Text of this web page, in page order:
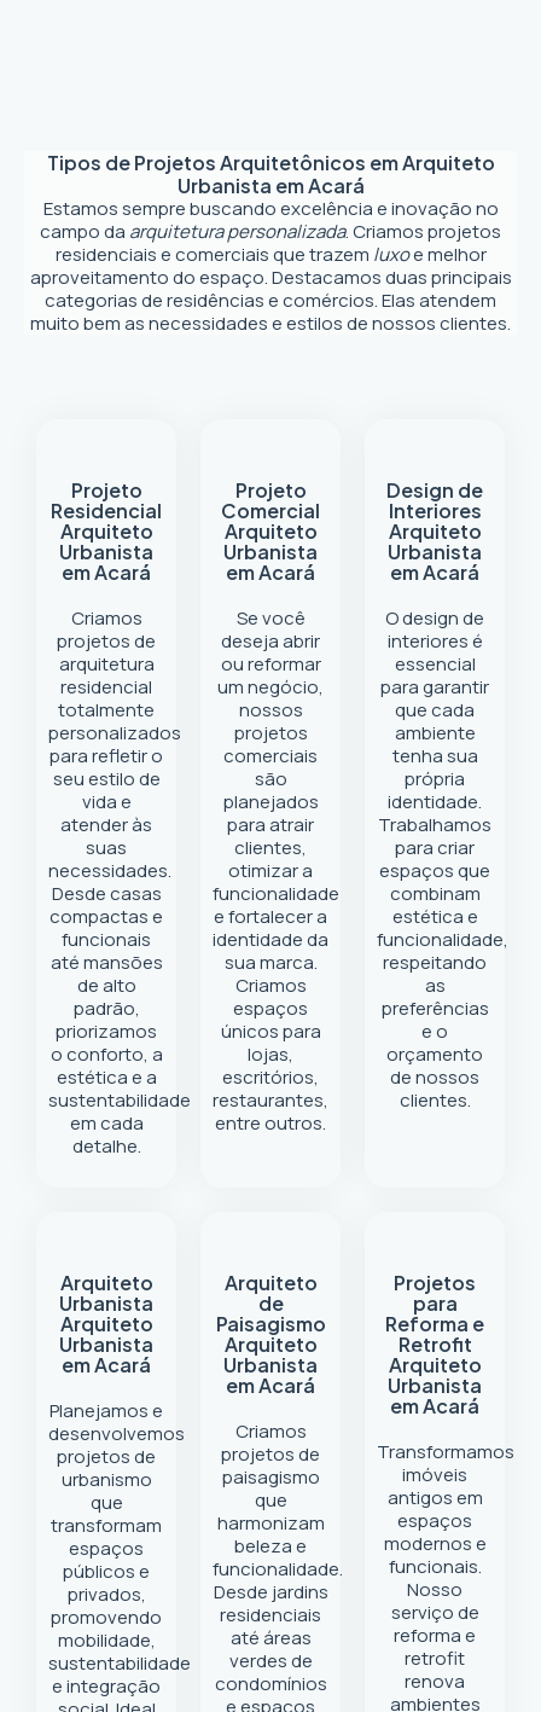
Tipos de Projetos Arquitetônicos emArquiteto
Urbanista em Acará
Estamos sempre buscando excelência e inovação no
campo da arquitetura personalizada. Criamos projetos
residenciais e comerciais que trazem luxoe melhor
aproveitamento do espaço. Destacamos duas principais
categorias de residências e comércios. Elas atendem
muito bem as necessidades e estilos de nossos clientes.
Projeto
Residencial
Arquiteto
Urbanista
em Acará
Criamos
projetos de
arquitetura
residencial
totalmente
personalizados
para refletir o
seu estilo de
vida e
atender às
suas
necessidades.
Desde casas
compactas e
funcionais
até mansões
de alto
padrão,
priorizamos
o conforto, a
estética e a
sustentabilidade
em cada
detalhe.
Projeto
Comercial
Arquiteto
Urbanista
em Acará
Se você
deseja abrir
ou reformar
um negócio,
nossos
projetos
comerciais
são
planejados
para atrair
clientes,
otimizar a
funcionalidade
e fortalecer a
identidade da
sua marca.
Criamos
espaços
únicos para
lojas,
escritórios,
restaurantes,
entre outros.
Design de
Interiores
Arquiteto
Urbanista
em Acará
O design de
interiores é
essencial
para garantir
que cada
ambiente
tenha sua
própria
identidade.
Trabalhamos
para criar
espaços que
combinam
estética e
funcionalidade,
respeitando
as
preferências
e o
orçamento
de nossos
clientes.
Arquiteto
Urbanista
Arquiteto
Urbanista
em Acará
Planejamos e
desenvolvemos
projetos de
urbanismo
que
transformam
espaços
públicos e
privados,
promovendo
mobilidade,
sustentabilidade
e integração
Arquiteto
de
Paisagismo
Arquiteto
Urbanista
em Acará
Criamos
projetos de
paisagismo
que
harmonizam
beleza e
funcionalidade.
Desde jardins
residenciais
até áreas
verdes de
condomínios
e espaços
Projetos
para
Reforma e
Retrofit
Arquiteto
Urbanista
em Acará
Transformamos
imóveis
antigos em
espaços
modernos e
funcionais.
Nosso
serviço de
reforma e
retrofit
renova
ambientes